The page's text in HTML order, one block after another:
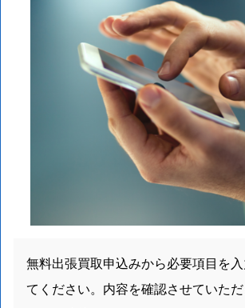
無料出張買取申込みから必要項目を
てください。内容を確認させていた